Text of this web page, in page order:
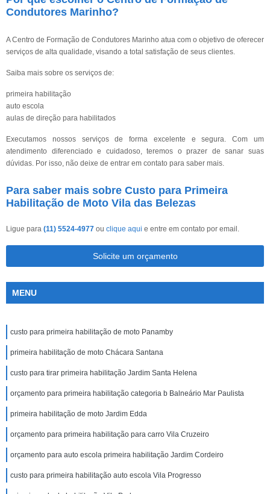
Condutores Marinho?
A Centro de Formação de Condutores Marinho atua com o objetivo de oferecer
serviços de alta qualidade, visando a total satisfação de seus clientes.
Saiba mais sobre os serviços de:
primeira habilitação
auto escola
aulas de direção para habilitados
Executamos nossos serviços de forma excelente e segura. Com um
atendimento diferenciado e cuidadoso, teremos o prazer de sanar suas
dúvidas. Por isso, não deixe de entrar em contato para saber mais.
Para saber mais sobre Custo para Primeira
Habilitação de Moto Vila das Belezas
Ligue para (11) 5524-4977 ou clique aqui e entre em contato por email.
Solicite um orçamento
MENU
custo para primeira habilitação de moto Panamby
primeira habilitação de moto Chácara Santana
custo para tirar primeira habilitação Jardim Santa Helena
orçamento para primeira habilitação categoria b Balneário Mar Paulista
primeira habilitação de moto Jardim Edda
orçamento para primeira habilitação para carro Vila Cruzeiro
orçamento para auto escola primeira habilitação Jardim Cordeiro
custo para primeira habilitação auto escola Vila Progresso